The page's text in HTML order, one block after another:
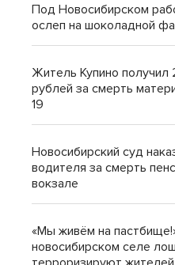
Под Новосибирском
ослеп на шоколадной
Житель Купино получил
рублей за смерть
19
Новосибирский суд
водителя за смерть
вокзале
«Мы живём на
новосибирском селе